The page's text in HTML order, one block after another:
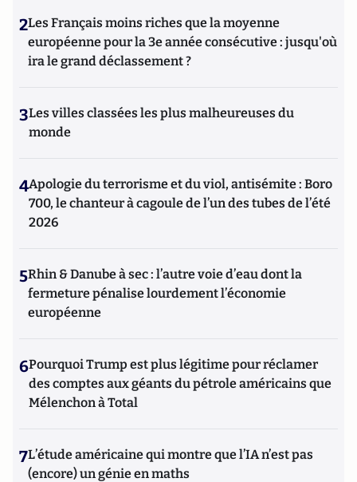
2Les Français moins riches que la moyenne
européenne pour la 3e année consécutive : jusqu'où
ira le grand déclassement ?
3Les villes classées les plus malheureuses du
monde
4Apologie du terrorisme et du viol, antisémite : Boro
700, le chanteur à cagoule de l’un des tubes de l’été
2026
5Rhin & Danube à sec : l’autre voie d’eau dont la
fermeture pénalise lourdement l’économie
européenne
6Pourquoi Trump est plus légitime pour réclamer
des comptes aux géants du pétrole américains que
Mélenchon à Total
7L’étude américaine qui montre que l’IA n’est pas
(encore) un génie en maths